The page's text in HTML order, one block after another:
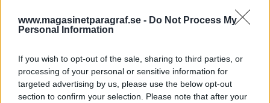
www.magasinetparagraf.se - Do Not Process My
Personal Information
If you wish to opt-out of the sale, sharing to third parties, or
processing of your personal or sensitive information for
targeted advertising by us, please use the below opt-out
section to confirm your selection. Please note that after your
– Jag skulle vilja ha polis på snöskoter hela tiden
men vi har inte de resurserna. Det här är väldigt
Hulterström, kommunpolis i Malung-Sälen, till
SVT.
Hackspett stoppar lägenhetsbygge.Ett bygge